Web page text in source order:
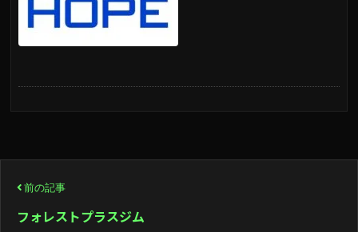
稿
前の記事
フォレストプラスジム